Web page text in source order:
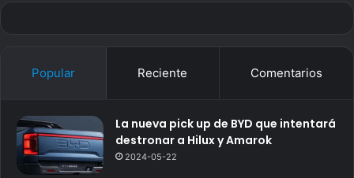
Popular Reciente Comentarios
La nueva pick up de BYD que intentará
destronar a Hilux y Amarok
2024-05-22